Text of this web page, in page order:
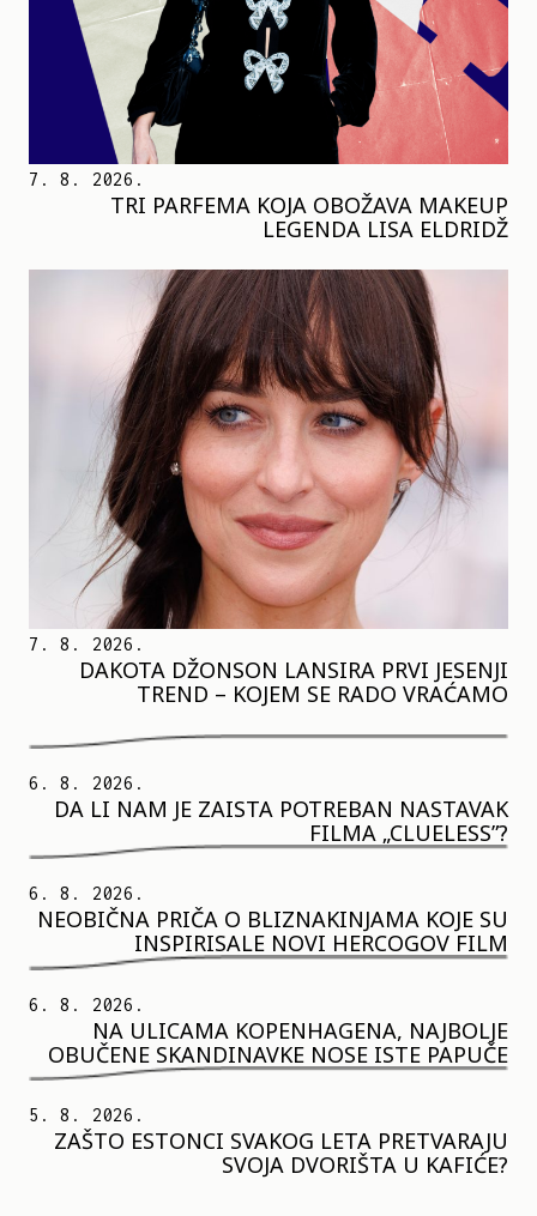
7. 8. 2026.
TRI PARFEMA KOJA OBOŽAVA MAKEUP
LEGENDA LISA ELDRIDŽ
7. 8. 2026.
DAKOTA DŽONSON LANSIRA PRVI JESENJI
TREND – KOJEM SE RADO VRAĆAMO
6. 8. 2026.
DA LI NAM JE ZAISTA POTREBAN NASTAVAK
FILMA „CLUELESS”?
6. 8. 2026.
NEOBIČNA PRIČA O BLIZNAKINJAMA KOJE SU
INSPIRISALE NOVI HERCOGOV FILM
6. 8. 2026.
NA ULICAMA KOPENHAGENA, NAJBOLJE
OBUČENE SKANDINAVKE NOSE ISTE PAPUČE
5. 8. 2026.
ZAŠTO ESTONCI SVAKOG LETA PRETVARAJU
SVOJA DVORIŠTA U KAFIĆE?